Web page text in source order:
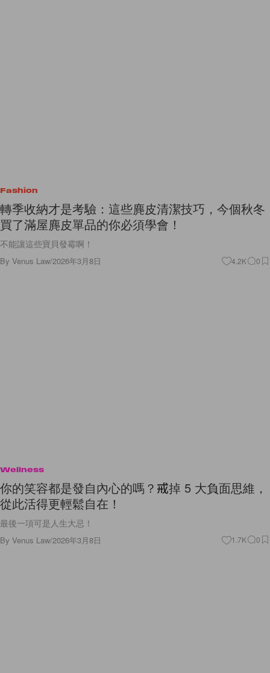
Fashion
轉季收納才是考驗：這些麂皮清潔技巧，今個秋冬
買了滿屋麂皮單品的你必須學會！
不能讓這些寶貝發霉啊！
By Venus Law/2026年3月8日 4.2K 0
Wellness
你的笑容都是發自內心的嗎？戒掉 5 大負面思維，
從此活得更輕鬆自在！
最後一項可是人生大忌！
By Venus Law/2026年3月8日 1.7K 0